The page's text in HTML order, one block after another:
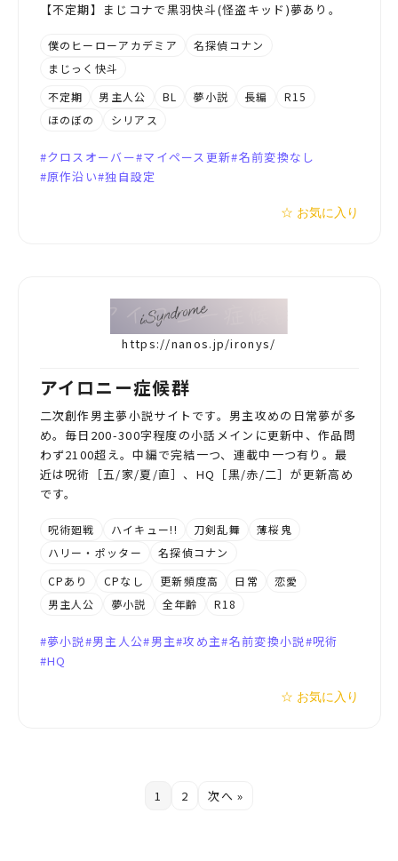
【不定期】まじコナで黒羽快斗(怪盗キッド)夢あり。
僕のヒーローアカデミア
名探偵コナン
まじっく快斗
不定期
男主人公 BL 夢小説 長編
R15
ほのぼの
シリアス
クロスオーバー マイペース更新 名前変換なし
原作沿い 独自設定
☆ お気に入り
https://nanos.jp/ironys/
アイロニー症候群
二次創作男主夢小説サイトです。男主攻めの日常夢が多
め。毎日200-300字程度の小話メインに更新中、作品問
わず2100超え。中編で完結一つ、連載中一つ有り。最
近は呪術［五/家/夏/直］、HQ［黒/赤/二］が更新高め
です。
呪術廻戦 ハイキュー!! 刀剣乱舞
薄桜鬼
ハリー・ポッター
名探偵コナン
CPあり
CPなし 更新頻度高 日常
恋愛
男主人公
夢小説 全年齢 R18
夢小説 男主人公 男主 攻め主 名前変換小説 呪術
HQ
☆ お気に入り
1 2 次へ »